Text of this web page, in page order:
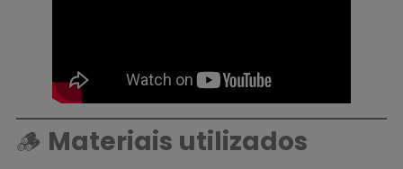
🪵 Materiais utilizados